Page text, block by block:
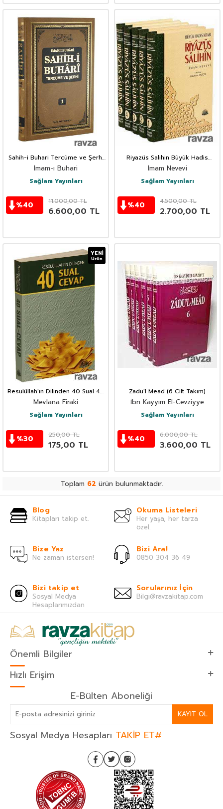
Sahih-i Buhari Tercüme ve Şerhi
(11 Cilt )ciltli
İmam-ı Buhari
Sağlam Yayınları
%40 11.000,00TL
6.600,00 TL
Riyazüs Salihin Büyük Hadis
Kitabı (5 Cilt Takım)
İmam Nevevi
Sağlam Yayınları
%40 4.500,00TL
2.700,00 TL
YENI
Ürün
Resulüllah'ın Dilinden 40 Sual 40
Cevap (Cep Boy)
Mevlana Firaki
Sağlam Yayınları
%30 250,00TL
175,00 TL
Zadu'l Mead (6 Cilt Takım)
İbn Kayyım El-Cevziyye
Sağlam Yayınları
%40 6.000,00TL
3.600,00 TL
Toplam 62 ürün bulunmaktadır.
Blog
Kitapları takip et.
Okuma Listeleri
Her yaşa, her tarza
özel.
Bize Yaz
Ne zaman istersen!
Bizi Ara!
0850 304 36 49
Bizi takip et
Sosyal Medya
Hesaplarımızdan
Sorularınız İçin
Bilgi@ravzakitap.com
Önemli Bilgiler
Hızlı Erişim
E-Bülten Aboneliği
KAYIT OL
Sosyal Medya Hesapları TAKİP ET#